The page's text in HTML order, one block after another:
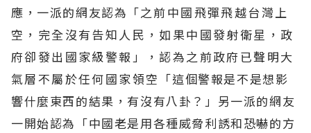
應，一派的網友認為「之前中國飛彈飛越台灣上
空，完全沒有告知人民，如果中國發射衛星，政
府卻發出國家級警報」，認為之前政府已聲明大
氣層不屬於任何國家領空 「這個警報是不是想影
響什麼東西的結果，有沒有八卦？」另一派的網友
一開始認為「中國老是用各種威脅利誘和恐嚇的方